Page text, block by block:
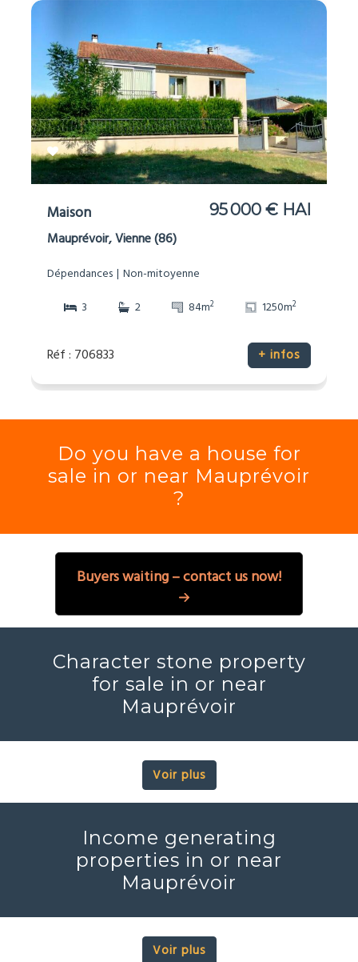
Maison 95 000 € HAI
Mauprévoir, Vienne (86)
Dépendances Non-mitoyenne
3
2 84m2 1250m2
Réf : 706833 + infos
Do you have a house for
sale in or near Mauprévoir
?
Buyers waiting – contact us now!
Character stone property
for sale in or near
Mauprévoir
Voir plus
Income generating
properties in or near
Mauprévoir
Voir plus